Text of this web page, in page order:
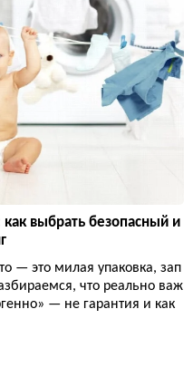
выбрать безопасный и
— это милая упаковка, зап
что реально важ
— не гарантия и как